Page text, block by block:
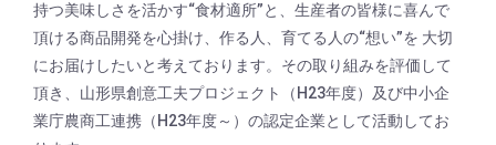
持つ美味しさを活かす“食材適所”と、生産者の皆様に喜んで
頂ける商品開発を心掛け、作る人、育てる人の“想い”を 大切
にお届けしたいと考えております。その取り組みを評価して
頂き、山形県創意工夫プロジェクト（H23年度）及び中小企
業庁農商工連携（H23年度～）の認定企業として活動してお